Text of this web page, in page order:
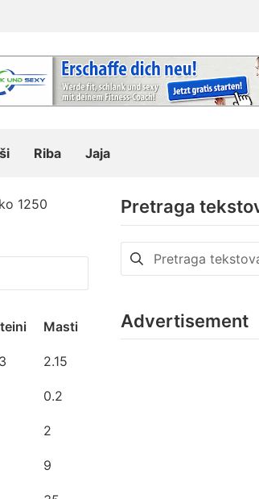
Riba Jaja
1250
Masti
2.15
0.2
2
9
Pretraga
Pretraga
za:
Advertisement